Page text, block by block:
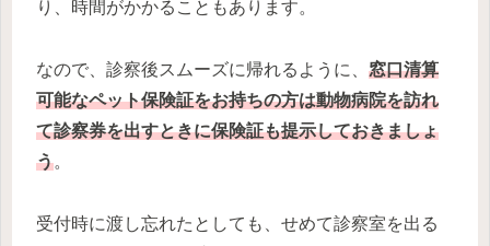
り、時間がかかることもあります。
なので、診察後スムーズに帰れるように、 窓口清算
可能なペット保険証をお持ちの方は動物病院を訪れ
て診察券を出すときに保険証も提示しておきましょ
う。
受付時に渡し忘れたとしても、せめて診察室を出る